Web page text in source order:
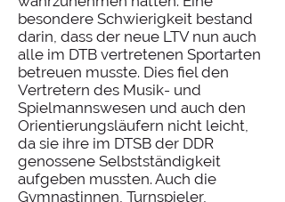
besondere Schwierigkeit bestand
darin, dass der neue LTV nun auch
alle im DTB vertretenen Sportarten
betreuen musste. Dies fiel den
Vertretern des Musik- und
Spielmannswesen und auch den
Orientierungsläufern nicht leicht,
da sie ihre im DTSB der DDR
genossene Selbstständigkeit
aufgeben mussten. Auch die
Gymnastinnen, Turnspieler,